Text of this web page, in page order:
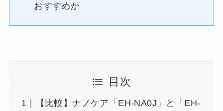
おすすめか
目次
【比較】ナノケア「EH-NA0J」と「EH-